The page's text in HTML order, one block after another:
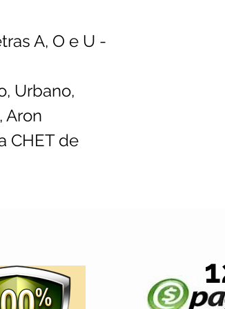
A, O e U -
Urbano,
Aron
CHET de